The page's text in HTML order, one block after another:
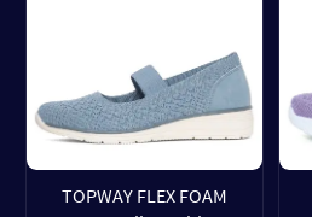
TOPWAY FLEX FOAM